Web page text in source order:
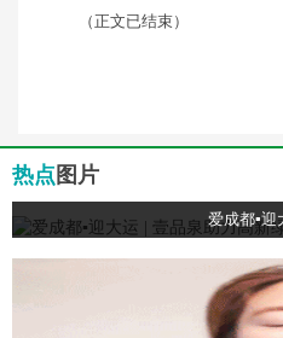
（正文已结束）
热点 图片
爱成都▪迎